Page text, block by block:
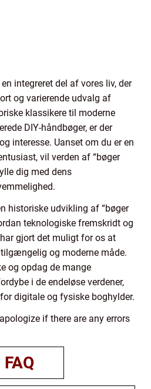
integreret del af vores liv, der
og varierende udvalg af
klassikere til moderne
DIY-håndbøger, er der
interesse. Uanset om du er en
vil verden af “bøger
dig med dens
historiske udvikling af “bøger
teknologiske fremskridt og
gjort det muligt for os at
og moderne måde.
og opdag de mange
i de endeløse verdener,
digitale og fysiske boghylder.
if there are any errors
FAQ